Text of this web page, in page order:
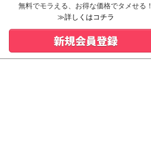
無料でモラえる、お得な価格でタメせる！
≫詳しくはコチラ